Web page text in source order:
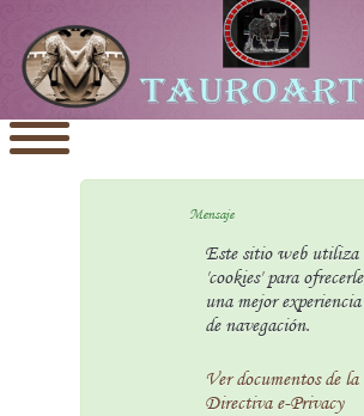
Mensaje
Este sitio web utiliza
'cookies' para ofrecerle
una mejor experiencia
de navegación.
Ver documentos de la
Directiva e-Privacy